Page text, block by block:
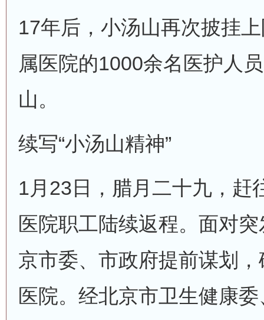
17年后，小汤山再次披挂
属医院的1000余名医护人
山。
续写“小汤山精神”
1月23日，腊月二十九，赶
医院职工陆续返程。面对
京市委、市政府提前谋划
医院。经北京市卫生健康